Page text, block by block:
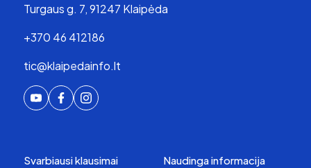
Turgaus g. 7, 91247 Klaipėda
+370 46 412186
tic@klaipedainfo.lt
Svarbiausi klausimai Naudinga informacija